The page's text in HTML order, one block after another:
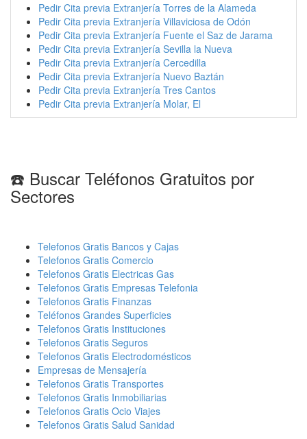
Pedir Cita previa Extranjería Torres de la Alameda
Pedir Cita previa Extranjería Villaviciosa de Odón
Pedir Cita previa Extranjería Fuente el Saz de Jarama
Pedir Cita previa Extranjería Sevilla la Nueva
Pedir Cita previa Extranjería Cercedilla
Pedir Cita previa Extranjería Nuevo Baztán
Pedir Cita previa Extranjería Tres Cantos
Pedir Cita previa Extranjería Molar, El
☎️ Buscar Teléfonos Gratuitos por
Sectores
Telefonos Gratis Bancos y Cajas
Telefonos Gratis Comercio
Telefonos Gratis Electricas Gas
Telefonos Gratis Empresas Telefonia
Telefonos Gratis Finanzas
Teléfonos Grandes Superficies
Telefonos Gratis Instituciones
Telefonos Gratis Seguros
Telefonos Gratis Electrodomésticos
Empresas de Mensajería
Telefonos Gratis Transportes
Telefonos Gratis Inmobiliarias
Telefonos Gratis Ocio Viajes
Telefonos Gratis Salud Sanidad